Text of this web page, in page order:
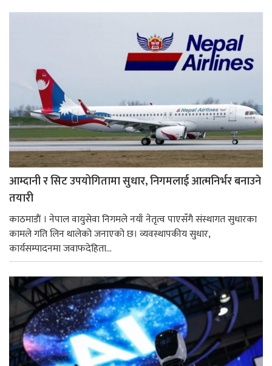
आम्दानी र सिट उपयोगितामा सुधार, निगमलाई आत्मनिर्भर बनाउने
तयारी
काठमाडाैं । नेपाल वायुसेवा निगमले नयाँ नेतृत्व पाएसँगै संस्थागत सुधारका
कामले गति लिन थालेको जनाएको छ। व्यवस्थापकीय सुधार,
कार्यसम्पादनमा जवाफदेहिता...